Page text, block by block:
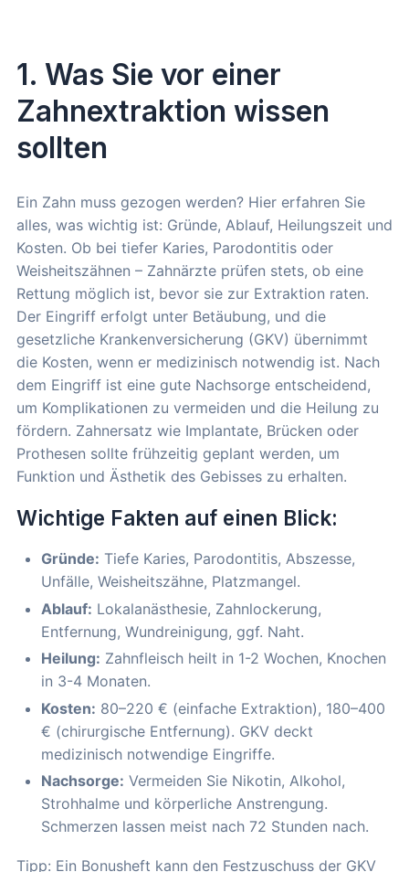
1. Was Sie vor einer
Zahnextraktion wissen
sollten
Ein Zahn muss gezogen werden? Hier erfahren Sie
alles, was wichtig ist: Gründe, Ablauf, Heilungszeit und
Kosten. Ob bei tiefer Karies, Parodontitis oder
Weisheitszähnen – Zahnärzte prüfen stets, ob eine
Rettung möglich ist, bevor sie zur Extraktion raten.
Der Eingriff erfolgt unter Betäubung, und die
gesetzliche Krankenversicherung (GKV) übernimmt
die Kosten, wenn er medizinisch notwendig ist. Nach
dem Eingriff ist eine gute Nachsorge entscheidend,
um Komplikationen zu vermeiden und die Heilung zu
fördern. Zahnersatz wie Implantate, Brücken oder
Prothesen sollte frühzeitig geplant werden, um
Funktion und Ästhetik des Gebisses zu erhalten.
Wichtige Fakten auf einen Blick:
Gründe: Tiefe Karies, Parodontitis, Abszesse,
Unfälle, Weisheitszähne, Platzmangel.
Ablauf: Lokalanästhesie, Zahnlockerung,
Entfernung, Wundreinigung, ggf. Naht.
Heilung: Zahnfleisch heilt in 1-2 Wochen, Knochen
in 3-4 Monaten.
Kosten: 80–220 € (einfache Extraktion), 180–400
€ (chirurgische Entfernung). GKV deckt
medizinisch notwendige Eingriffe.
Nachsorge: Vermeiden Sie Nikotin, Alkohol,
Strohhalme und körperliche Anstrengung.
Schmerzen lassen meist nach 72 Stunden nach.
Tipp: Ein Bonusheft kann den Festzuschuss der GKV